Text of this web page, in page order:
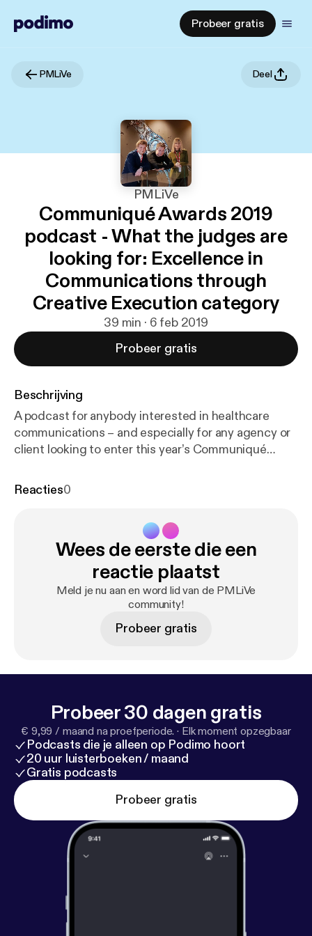
Probeer gratis
PMLiVe Deel
PMLiVe
Communiqué Awards 2019
podcast - What the judges are
looking for: Excellence in
Communications through
Creative Execution category
39 min · 6 feb 2019
Probeer gratis
Beschrijving
A podcast for anybody interested in healthcare
communications – and especially for any agency or
client looking to enter this year’s Communiqué
Reacties0
Wees de eerste die een
reactie plaatst
Meld je nu aan en word lid van de PMLiVe
community!
Probeer gratis
Probeer 30 dagen gratis
€ 9,99 / maand na proefperiode. · Elk moment opzegbaar
Podcasts die je alleen op Podimo hoort
20 uur luisterboeken / maand
Gratis podcasts
Probeer gratis